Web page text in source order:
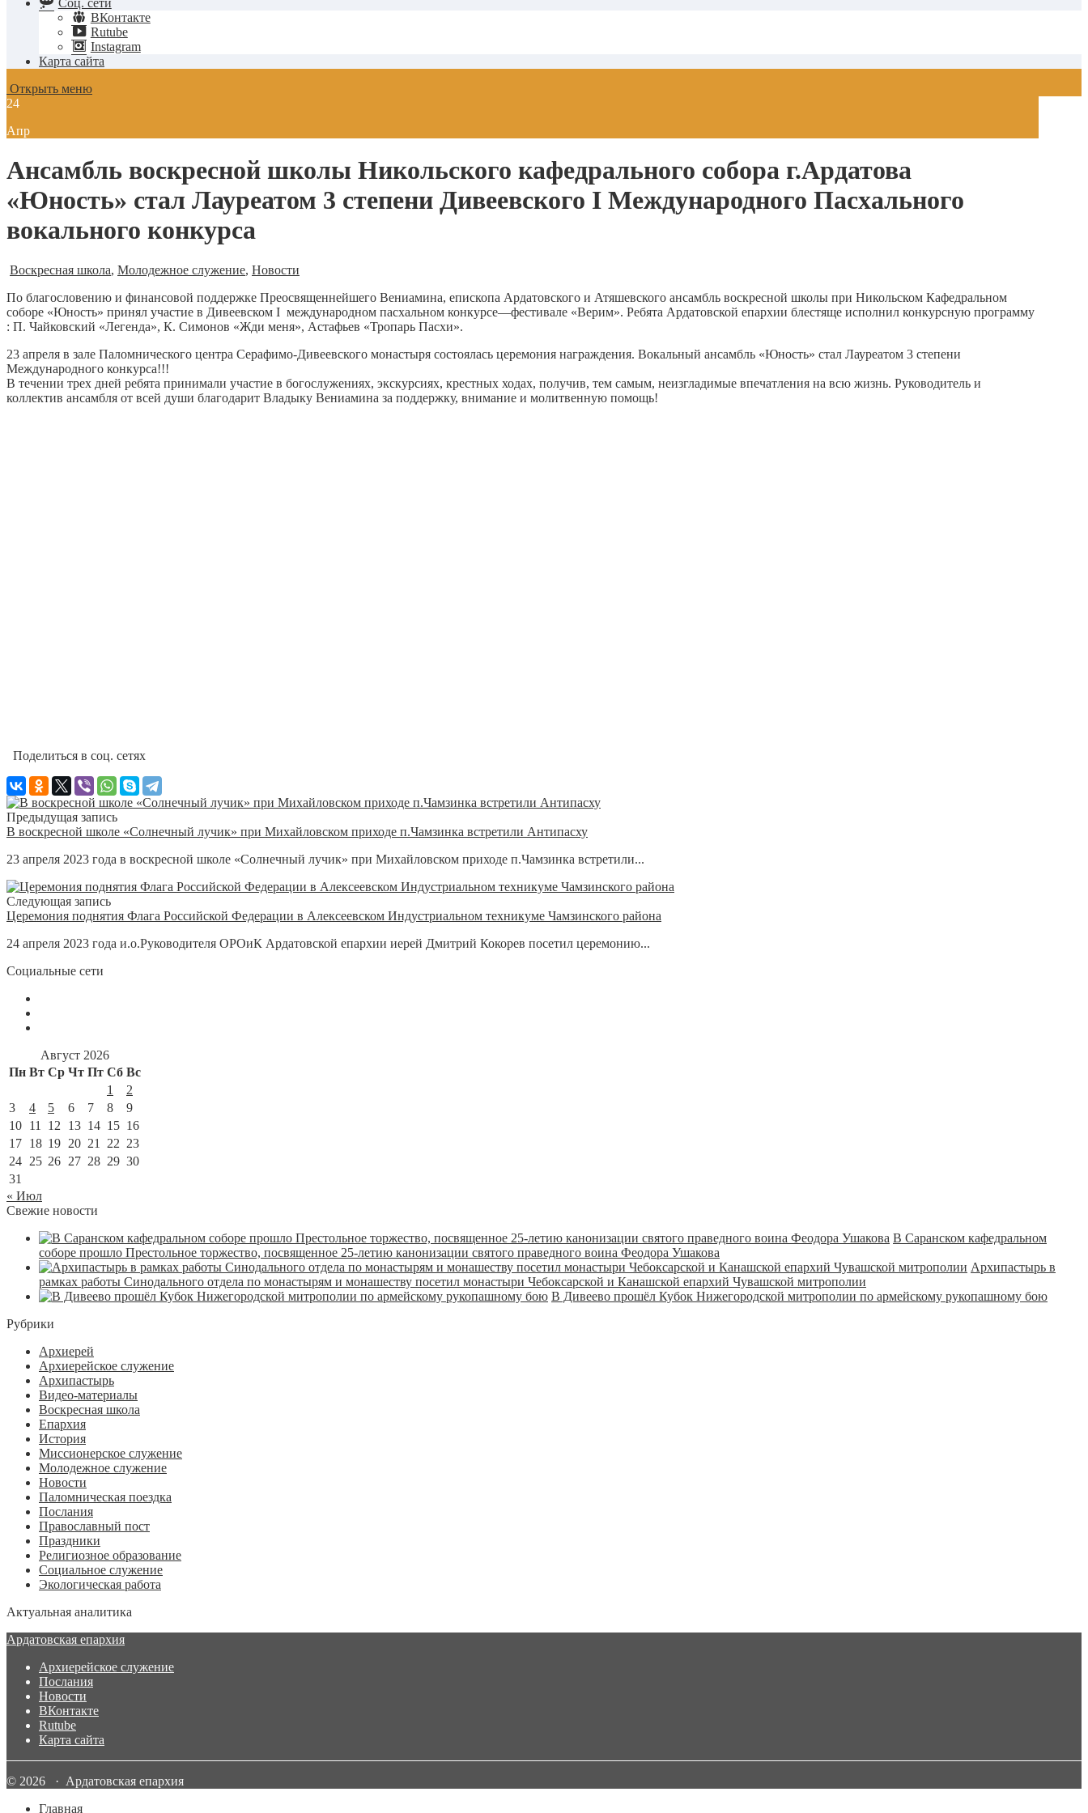
Соц. сети
ВКонтакте
Rutube
Instagram
Карта сайта
Открыть меню
24
Апр
Ансамбль воскресной школы Никольского кафедрального собора г.Ардатова
«Юность» стал Лауреатом 3 степени Дивеевского I Международного Пасхального
вокального конкурса
Воскресная школа, Молодежное служение, Новости
По благословению и финансовой поддержке Преосвященнейшего Вениамина, епископа Ардатовского и Атяшевского ансамбль воскресной школы при Никольском Кафедральном
соборе «Юность» принял участие в Дивеевском I международном пасхальном конкурсе—фестивале «Верим». Ребята Ардатовской епархии блестяще исполнил конкурсную программу
: П. Чайковский «Легенда», К. Симонов «Жди меня», Астафьев «Тропарь Пасхи».
23 апреля в зале Паломнического центра Серафимо-Дивеевского монастыря состоялась церемония награждения. Вокальный ансамбль «Юность» стал Лауреатом 3 степени
Международного конкурса!!!
В течении трех дней ребята принимали участие в богослужениях, экскурсиях, крестных ходах, получив, тем самым, неизгладимые впечатления на всю жизнь. Руководитель и
коллектив ансамбля от всей души благодарит Владыку Вениамина за поддержку, внимание и молитвенную помощь!
Поделиться в соц. сетях
Предыдущая запись
В воскресной школе «Солнечный лучик» при Михайловском приходе п.Чамзинка встретили Антипасху
23 апреля 2023 года в воскресной школе «Солнечный лучик» при Михайловском приходе п.Чамзинка встретили...
Следующая запись
Церемония поднятия Флага Российской Федерации в Алексеевском Индустриальном техникуме Чамзинского района
24 апреля 2023 года и.о.Руководителя ОРОиК Ардатовской епархии иерей Дмитрий Кокорев посетил церемонию...
Социальные сети
Август 2026
Пн Вт Ср Чт Пт Сб Вс
1
2
3
4 5 6 7 8
9
10 11 12 13 14 15 16
17 18 19 20 21 22 23
24 25 26 27 28 29 30
31
« Июл
Свежие новости
В Саранском кафедральном
соборе прошло Престольное торжество, посвященное 25-летию канонизации святого праведного воина Феодора Ушакова
Архипастырь в
рамках работы Синодального отдела по монастырям и монашеству посетил монастыри Чебоксарской и Канашской епархий Чувашской митрополии
В Дивеево прошёл Кубок Нижегородской митрополии по армейскому рукопашному бою
Рубрики
Архиерей
Архиерейское служение
Архипастырь
Видео-материалы
Воскресная школа
Епархия
История
Миссионерское служение
Молодежное служение
Новости
Паломническая поездка
Послания
Православный пост
Праздники
Религиозное образование
Социальное служение
Экологическая работа
Актуальная аналитика
Ардатовская епархия
Архиерейское служение
Послания
Новости
ВКонтакте
Rutube
Карта сайта
© 2026 · Ардатовская епархия
Главная